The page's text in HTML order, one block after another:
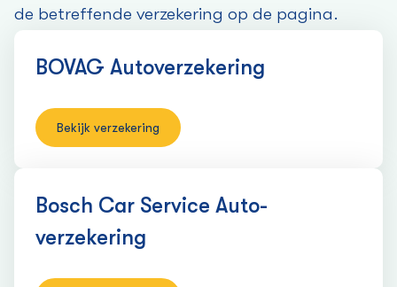
de betreffende verzekering op de pagina.
BOVAG Auto­verzekering
Bekijk verzekering
Bosch Car Service Auto­
verzekering